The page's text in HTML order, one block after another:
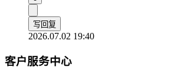
写回复
2026.07.02 19:40
客户服务中心